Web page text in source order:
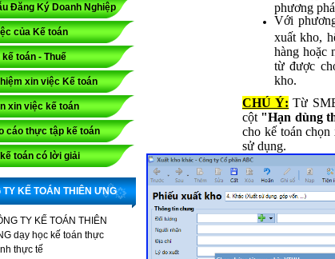
Đăng Ký Doanh Nghiệp
của Kế toán
kế toán - Thuế
xin việc Kế toán
xin việc kế toán
cáo thực tập kế toán
toán có lời giải
TY KẾ TOÁN THIÊN ƯNG
TY KẾ TOÁN THIÊN
dạy học kế toán thực
thực tế
phương
Với
xuất kho,
hàng hoặc
từ được
kho.
CHÚ Ý: Từ
cột "Hạn dùng
cho kế toán
sử dụng.